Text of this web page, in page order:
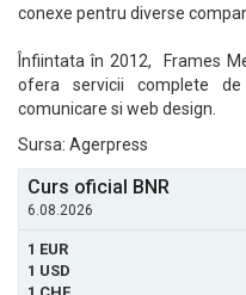
conexe pentru diverse
Înfiintata în 2012, Frames
ofera servicii complete
comunicare si web design.
Sursa: Agerpress
Curs oficial BNR
6.08.2026
1 EUR
1 USD